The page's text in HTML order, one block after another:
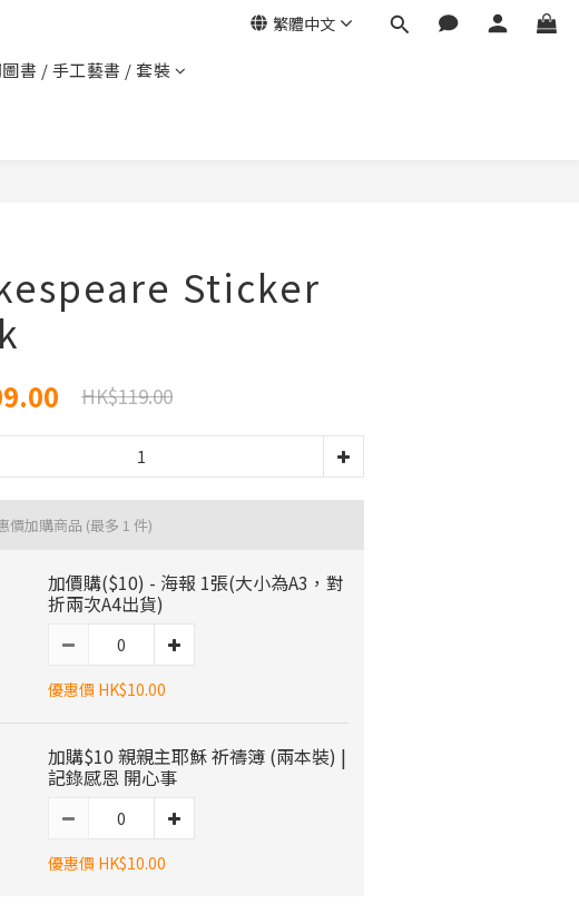
繁體中文
書 / 手工藝書 / 套裝
Sticker
HK$119.00
價加購商品 (最多 1 件)
加價購($10) - 海報 1張(大小為A3，對
折兩次A4出貨)
優惠價 HK$10.00
加購$10 親親主耶穌 祈禱簿 (兩本裝) |
記錄感恩 開心事
優惠價 HK$10.00